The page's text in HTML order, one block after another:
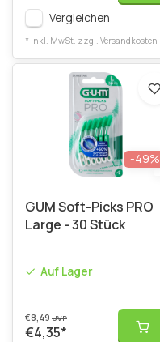
Vergleichen
* Inkl. MwSt. zzgl. Versandkosten
-49%
GUM Soft-Picks PRO
Large - 30 Stück
Auf Lager
€8,49UVP
€4,35*